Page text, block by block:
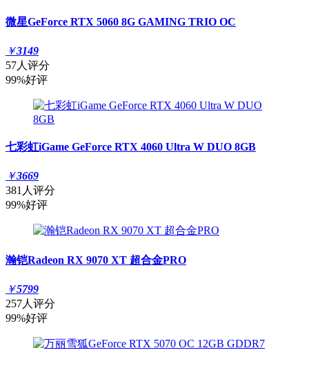
微星GeForce RTX 5060 8G GAMING TRIO OC
￥3149
57人评分
99%好评
七彩虹iGame GeForce RTX 4060 Ultra W DUO 8GB
￥3669
381人评分
99%好评
瀚铠Radeon RX 9070 XT 超合金PRO
￥5799
257人评分
99%好评